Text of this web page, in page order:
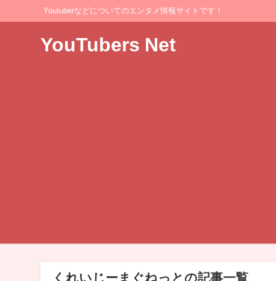
Youtuberなどについてのエンタメ情報サイトです！
YouTubers Net
くれいじーまぐねっとの記事一覧